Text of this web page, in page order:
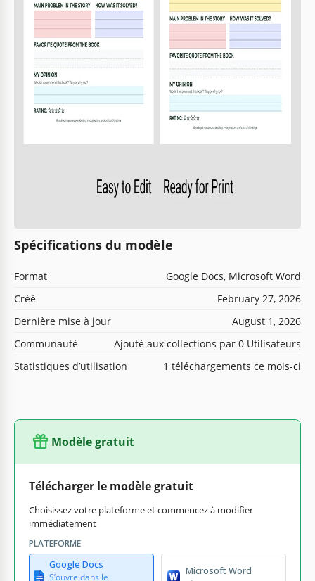
Spécifications du modèle
Format
Google Docs, Microsoft Word
Créé
February 27, 2026
Dernière mise à jour
August 1, 2026
Communauté
Ajouté aux collections par 0 Utilisateurs
Statistiques d’utilisation
1 téléchargements ce mois-ci
Modèle gratuit
Télécharger le modèle gratuit
Choisissez votre plateforme et commencez à modifier
immédiatement
PLATEFORME
Google Docs
S’ouvre dans le
Microsoft Word